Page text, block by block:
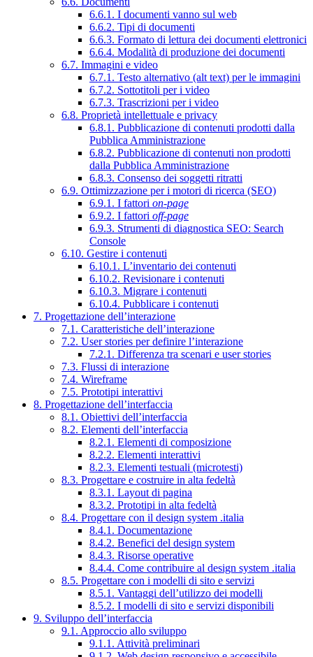
6.6.1. I documenti vanno sul web
6.6.2. Tipi di documenti
6.6.3. Formato di lettura dei documenti elettronici
6.6.4. Modalità di produzione dei documenti
6.7. Immagini e video
6.7.1. Testo alternativo (alt text) per le immagini
6.7.2. Sottotitoli per i video
6.7.3. Trascrizioni per i video
6.8. Proprietà intellettuale e privacy
6.8.1. Pubblicazione di contenuti prodotti dalla
Pubblica Amministrazione
6.8.2. Pubblicazione di contenuti non prodotti
dalla Pubblica Amministrazione
6.8.3. Consenso dei soggetti ritratti
6.9. Ottimizzazione per i motori di ricerca (SEO)
6.9.1. I fattori on-page
6.9.2. I fattori off-page
6.9.3. Strumenti di diagnostica SEO: Search
Console
6.10. Gestire i contenuti
6.10.1. L’inventario dei contenuti
6.10.2. Revisionare i contenuti
6.10.3. Migrare i contenuti
6.10.4. Pubblicare i contenuti
7. Progettazione dell’interazione
7.1. Caratteristiche dell’interazione
7.2. User stories per definire l’interazione
7.2.1. Differenza tra scenari e user stories
7.3. Flussi di interazione
7.4. Wireframe
7.5. Prototipi interattivi
8. Progettazione dell’interfaccia
8.1. Obiettivi dell’interfaccia
8.2. Elementi dell’interfaccia
8.2.1. Elementi di composizione
8.2.2. Elementi interattivi
8.2.3. Elementi testuali (microtesti)
8.3. Progettare e costruire in alta fedeltà
8.3.1. Layout di pagina
8.3.2. Prototipi in alta fedeltà
8.4. Progettare con il design system .italia
8.4.1. Documentazione
8.4.2. Benefici del design system
8.4.3. Risorse operative
8.4.4. Come contribuire al design system .italia
8.5. Progettare con i modelli di sito e servizi
8.5.1. Vantaggi dell’utilizzo dei modelli
8.5.2. I modelli di sito e servizi disponibili
9. Sviluppo dell’interfaccia
9.1. Approccio allo sviluppo
9.1.1. Attività preliminari